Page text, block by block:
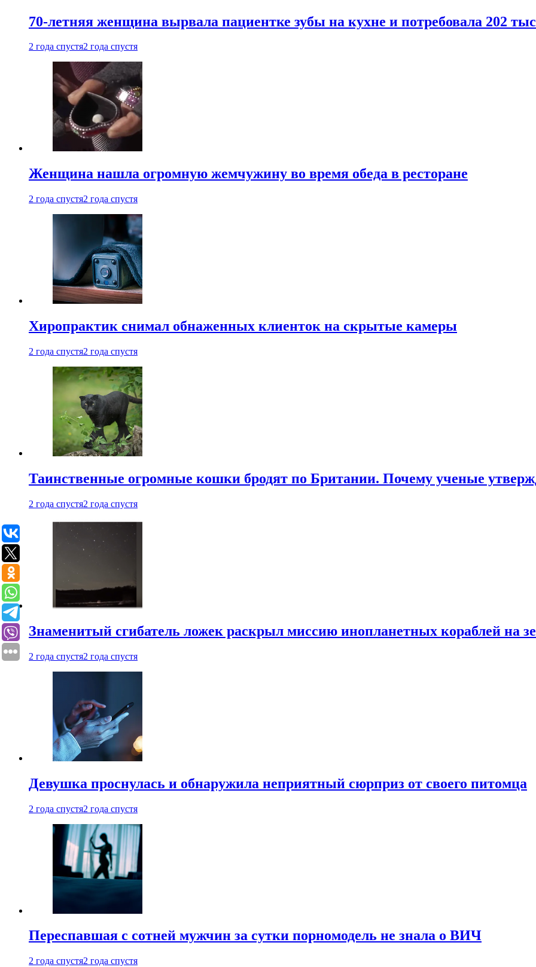
70-летняя женщина вырвала пациентке зубы на кухне и потребовала 202
2 года спустя2 года спустя
Женщина нашла огромную жемчужину во время обеда в ресторане
2 года спустя2 года спустя
Хиропрактик снимал обнаженных клиенток на скрытые камеры
2 года спустя2 года спустя
Таинственные огромные кошки бродят по Британии. Почему ученые
2 года спустя2 года спустя
Знаменитый сгибатель ложек раскрыл миссию инопланетных кораблей на
2 года спустя2 года спустя
Девушка проснулась и обнаружила неприятный сюрприз от своего питомца
2 года спустя2 года спустя
Переспавшая с сотней мужчин за сутки порномодель не знала о ВИЧ
2 года спустя2 года спустя